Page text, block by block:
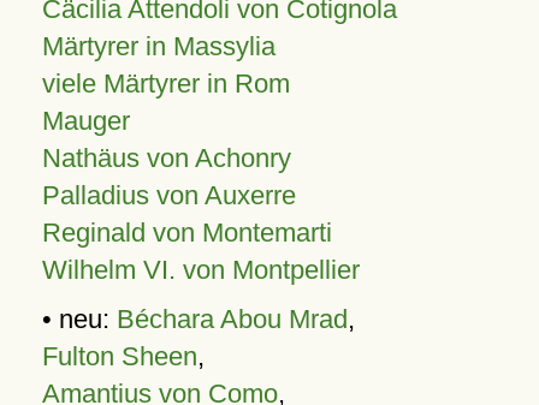
Cäcilia Attendoli von Cotignola
Märtyrer in Massylia
viele Märtyrer in Rom
Mauger
Nathäus von Achonry
Palladius von Auxerre
Reginald von Montemarti
Wilhelm VI. von Montpellier
• neu: Béchara Abou Mrad,
Fulton Sheen,
Amantius von Como,